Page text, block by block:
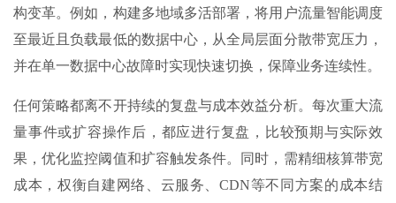
构变革。例如，构建多地域多活部署，将用户流量智能调度
至最近且负载最低的数据中心，从全局层面分散带宽压力，
并在单一数据中心故障时实现快速切换，保障业务连续性。
任何策略都离不开持续的复盘与成本效益分析。每次重大流
量事件或扩容操作后，都应进行复盘，比较预期与实际效
果，优化监控阈值和扩容触发条件。同时，需精细核算带宽
成本，权衡自建网络、云服务、CDN等不同方案的成本结